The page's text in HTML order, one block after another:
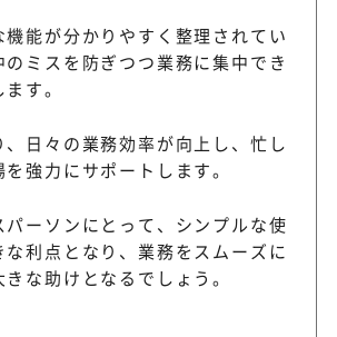
機能が分かりやすく整理されてい
のミスを防ぎつつ業務に集中でき
す。
、日々の業務効率が向上し、忙し
強力にサポートします。
パーソンにとって、シンプルな使
な利点となり、業務をスムーズに
な助けとなるでしょう。